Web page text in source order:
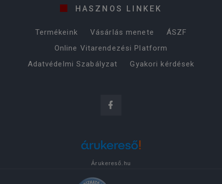
HASZNOS LINKEK
Termékeink Vásárlás menete
ÁSZF
Online Vitarendezési Platform
Adatvédelmi Szabályzat
Gyakori kérdések
Árukereső.hu